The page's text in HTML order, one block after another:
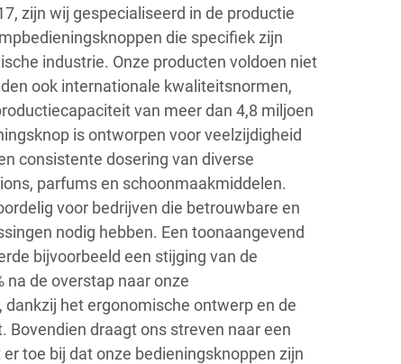
zijn wij gespecialiseerd in de productie
die specifiek zijn
industrie. Onze producten voldoen niet
ook internationale kwaliteitsnormen,
van meer dan 4,8 miljoen
is ontworpen voor veelzijdigheid
consistente dosering van diverse
parfums en schoonmaakmiddelen.
voor bedrijven die betrouwbare en
nodig hebben. Een toonaangevend
bijvoorbeeld een stijging van de
na de overstap naar onze
het ergonomische ontwerp en de
Bovendien draagt ons streven naar een
toe bij dat onze bedieningsknoppen zijn